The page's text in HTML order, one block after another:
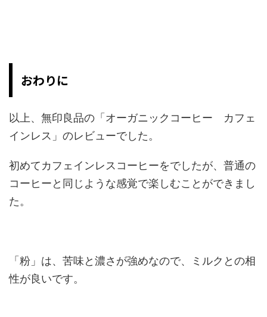
おわりに
以上、無印良品の「オーガニックコーヒー カフェ
インレス」のレビューでした。
初めてカフェインレスコーヒーをでしたが、普通の
コーヒーと同じような感覚で楽しむことができまし
た。
「粉」は、苦味と濃さが強めなので、ミルクとの相
性が良いです。